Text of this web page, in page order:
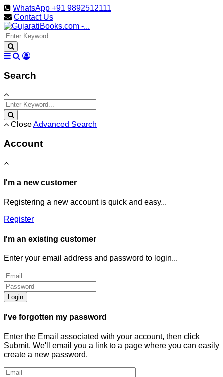
WhatsApp +91 9892512111
Contact Us
Search
CloseAdvanced Search
Account
I'm a new customer
Registering a new account is quick and easy...
Register
I'm an existing customer
Enter your email address and password to login...
Login
I've forgotten my password
Enter the Email associated with your account, then click
Submit. We'll email you a link to a page where you can easily
create a new password.